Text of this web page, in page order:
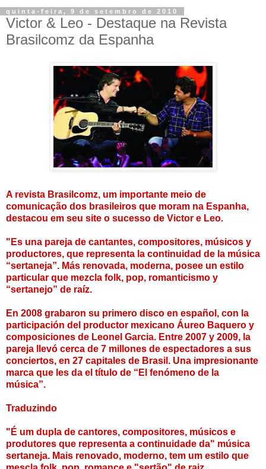
quinta-feira, 9 de setembro de 2010
Victor & Leo - Destaque na Revista
Brasilcomz da Espanha
A revista Brasilcomz, um importante meio de
comunicação dos brasileiros que moram na Espanha,
destacou em seu site o sucesso de Victor e Leo.
"Es una pareja de cantantes, compositores, músicos y
productores, que representa la continuidad de la música
“sertaneja”. Más renovada, moderna, posee un estilo
particular que mezcla folk, pop, romanticismo y
“sertanejo” de raíz.
En 2008 grabaron su primero disco en español, con la
participación del productor mexicano Áureo Baquero y
composiciones de Leonel Garcia. Entre 2007 y 2009, la
pareja llevó cerca de 7 millones de espectadores a sus
conciertos, en 27 capitales de Brasil. Una impresionante
marca que les da el título de “El fenómeno de la
música”.
Traduzindo
"É um dupla de cantores, compositores, músicos e
produtores que representa a continuidade da" música
sertaneja. Mais renovado, moderno, tem um estilo que